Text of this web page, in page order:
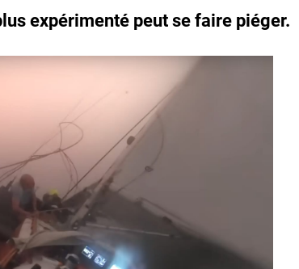
expérimenté peut se faire piéger.